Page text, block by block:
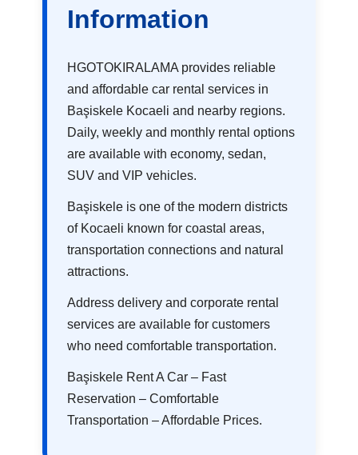
Information
HGOTOKIRALAMA provides reliable
and affordable car rental services in
Başiskele Kocaeli and nearby regions.
Daily, weekly and monthly rental options
are available with economy, sedan,
SUV and VIP vehicles.
Başiskele is one of the modern districts
of Kocaeli known for coastal areas,
transportation connections and natural
attractions.
Address delivery and corporate rental
services are available for customers
who need comfortable transportation.
Başiskele Rent A Car – Fast
Reservation – Comfortable
Transportation – Affordable Prices.